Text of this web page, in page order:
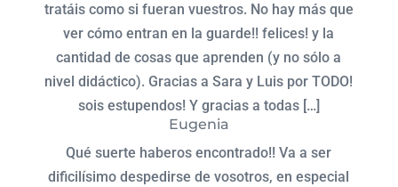
tratáis como si fueran vuestros. No hay más que
ver cómo entran en la guarde!! felices! y la
cantidad de cosas que aprenden (y no sólo a
nivel didáctico). Gracias a Sara y Luis por TODO!
sois estupendos! Y gracias a todas […]
Eugenia
Qué suerte haberos encontrado!! Va a ser
dificilísimo despedirse de vosotros, en especial